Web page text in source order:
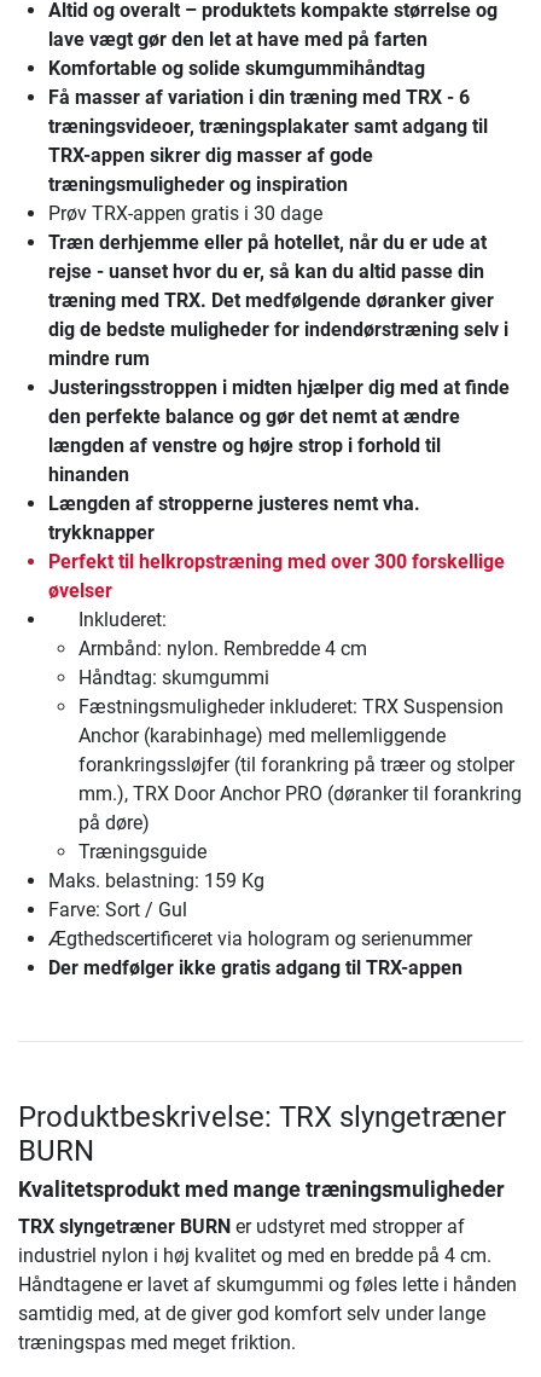
Altid og overalt – produktets kompakte størrelse og
lave vægt gør den let at have med på farten
Komfortable og solide skumgummihåndtag
Få masser af variation i din træning med TRX - 6
træningsvideoer, træningsplakater samt adgang til
TRX-appen sikrer dig masser af gode
træningsmuligheder og inspiration
Prøv TRX-appen gratis i 30 dage
Træn derhjemme eller på hotellet, når du er ude at
rejse - uanset hvor du er, så kan du altid passe din
træning med TRX. Det medfølgende døranker giver
dig de bedste muligheder for indendørstræning selv i
mindre rum
Justeringsstroppen i midten hjælper dig med at finde
den perfekte balance og gør det nemt at ændre
længden af venstre og højre strop i forhold til
hinanden
Længden af stropperne justeres nemt vha.
trykknapper
Perfekt til helkropstræning med over 300 forskellige
øvelser
Inkluderet:
Armbånd: nylon. Rembredde 4 cm
Håndtag: skumgummi
Fæstningsmuligheder inkluderet: TRX Suspension
Anchor (karabinhage) med mellemliggende
forankringssløjfer (til forankring på træer og stolper
mm.), TRX Door Anchor PRO (døranker til forankring
på døre)
Træningsguide
Maks. belastning: 159 Kg
Farve: Sort / Gul
Ægthedscertificeret via hologram og serienummer
Der medfølger ikke gratis adgang til TRX-appen
Produktbeskrivelse: TRX slyngetræner
BURN
Kvalitetsprodukt med mange træningsmuligheder
TRX slyngetræner BURN er udstyret med stropper af
industriel nylon i høj kvalitet og med en bredde på 4 cm.
Håndtagene er lavet af skumgummi og føles lette i hånden
samtidig med, at de giver god komfort selv under lange
træningspas med meget friktion.